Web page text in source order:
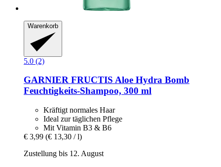
Warenkorb
5.0 (2)
GARNIER FRUCTIS Aloe Hydra Bomb
Feuchtigkeits-​Shampoo, 300 ml
Kräftigt normales Haar
Ideal zur täglichen Pflege
Mit Vitamin B3 & B6
€ 3,99 (€ 13,30 / l)
Zustellung bis 12. August